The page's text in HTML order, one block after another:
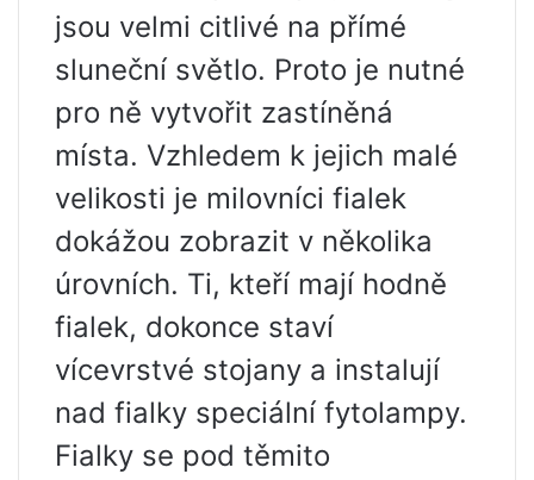
jsou velmi citlivé na přímé
sluneční světlo. Proto je nutné
pro ně vytvořit zastíněná
místa. Vzhledem k jejich malé
velikosti je milovníci fialek
dokážou zobrazit v několika
úrovních. Ti, kteří mají hodně
fialek, dokonce staví
vícevrstvé stojany a instalují
nad fialky speciální fytolampy.
Fialky se pod těmito